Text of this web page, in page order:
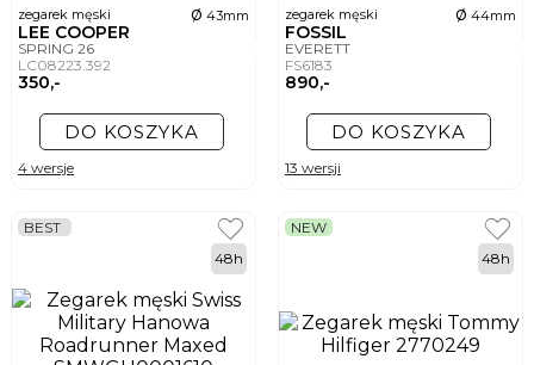
zegarek męski ø 43mm
LEE COOPER
SPRING 26
LC08223.392
350,-
DO KOSZYKA
4 wersje
zegarek męski ø 44mm
FOSSIL
EVERETT
FS6183
890,-
DO KOSZYKA
13 wersji
BEST
48h
NEW
48h